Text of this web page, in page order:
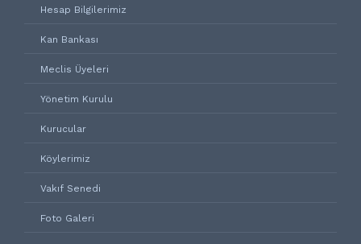
Hesap Bilgilerimiz
Kan Bankası
Meclis Üyeleri
Yönetim Kurulu
Kurucular
Köylerimiz
Vakıf Senedi
Foto Galeri